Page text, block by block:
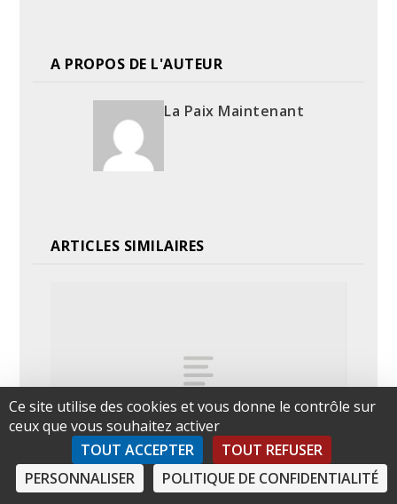
A PROPOS DE L'AUTEUR
La Paix Maintenant
ARTICLES SIMILAIRES
Message bien reçu, M. Boïm
Ce site utilise des cookies et vous donne le contrôle sur
ceux que vous souhaitez activer
TOUT ACCEPTER
TOUT REFUSER
PERSONNALISER
POLITIQUE DE CONFIDENTIALITÉ